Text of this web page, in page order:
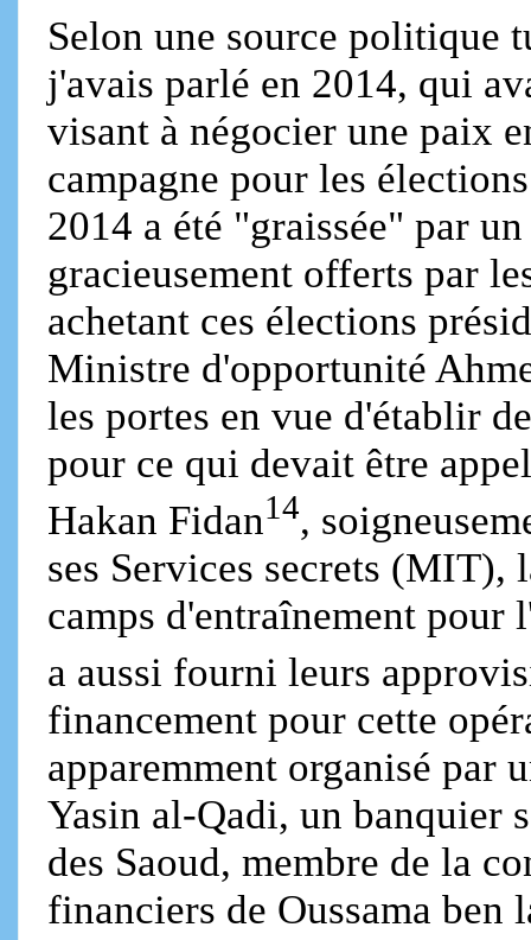
Selon une source politique
j'avais parlé en 2014, qui
visant à négocier une paix
campagne pour les
2014 a été "graissée" par
gracieusement offerts par
achetant ces élections
Ministre d'opportunité
les portes en vue d'établir
pour ce qui devait être
Hakan Fidan14,
ses Services secrets (MIT),
camps d'entraînement
a aussi fourni leurs
financement pour cette
apparemment organisé par
Yasin al-Qadi, un banquier
des Saoud, membre de la
financiers de Oussama ben